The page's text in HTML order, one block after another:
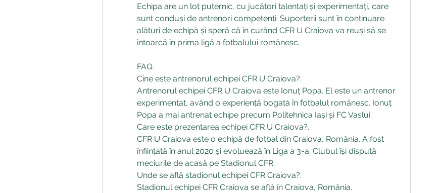
Echipa are un lot puternic, cu jucători talentați și experimentați, care
sunt conduși de antrenori competenți. Suporterii sunt în continuare
alături de echipă și speră că în curând CFR U Craiova va reuși să se
întoarcă în prima ligă a fotbalului românesc.
FAQ.
Cine este antrenorul echipei CFR U Craiova?.
Antrenorul echipei CFR U Craiova este Ionuț Popa. El este un antrenor
experimentat, având o experiență bogată în fotbalul românesc. Ionuț
Popa a mai antrenat echipe precum Politehnica Iași și FC Vaslui.
Care este prezentarea echipei CFR U Craiova?.
CFR U Craiova este o echipă de fotbal din Craiova, România. A fost
înființată în anul 2020 și evoluează în Liga a 3-a. Clubul își dispută
meciurile de acasă pe Stadionul CFR.
Unde se află stadionul echipei CFR Craiova?.
Stadionul echipei CFR Craiova se află în Craiova, România.